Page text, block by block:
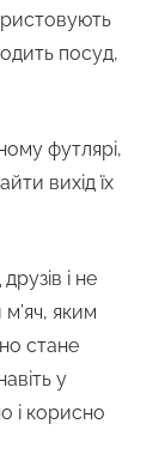
посуд,
футлярі,
вихід їх
і не
яким
стане
у
і корисно